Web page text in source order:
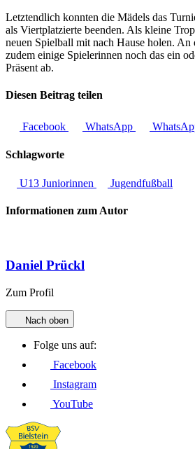
Letztendlich konnten die Mädels das
als Viertplatzierte beenden. Als kleine
neuen Spielball mit nach Hause holen.
zudem einige Spielerinnen noch das ein
Präsent ab.
Diesen Beitrag teilen
Facebook WhatsApp
Schlagworte
U13 Juniorinnen Jugendfußball
Informationen zum Autor
Daniel Prückl
Zum Profil
Nach oben
Folge uns auf:
Facebook
Instagram
YouTube